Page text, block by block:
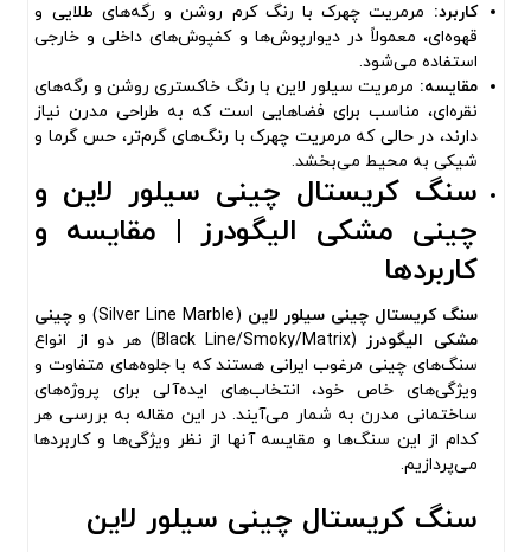
کاربرد: مرمریت چهرک با رنگ کرم روشن و رگه‌های طلایی و
قهوه‌ای، معمولاً در دیوارپوش‌ها و کفپوش‌های داخلی و خارجی
استفاده می‌شود.
مقایسه: مرمریت سیلور لاین با رنگ خاکستری روشن و رگه‌های
نقره‌ای، مناسب برای فضاهایی است که به طراحی مدرن نیاز
دارند، در حالی که مرمریت چهرک با رنگ‌های گرم‌تر، حس گرما و
شیکی به محیط می‌بخشد.
سنگ کریستال چینی سیلور لاین و
چینی مشکی الیگودرز | مقایسه و
کاربردها
سنگ کریستال چینی سیلور لاین (Silver Line Marble) و
چینی
مشکی الیگودرز
(Black Line/Smoky/Matrix) هر دو از انواع
سنگ‌های چینی مرغوب ایرانی هستند که با جلوه‌های متفاوت و
ویژگی‌های خاص خود، انتخاب‌های ایده‌آلی برای پروژه‌های
ساختمانی مدرن به شمار می‌آیند. در این مقاله به بررسی هر
کدام از این سنگ‌ها و مقایسه آنها از نظر ویژگی‌ها و کاربردها
می‌پردازیم.
سنگ کریستال چینی سیلور لاین